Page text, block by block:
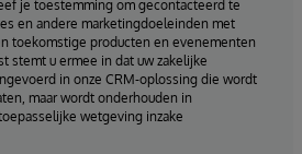
je toestemming om gecontacteerd te
en andere marketingdoeleinden met
toekomstige producten en evenementen
stemt u ermee in dat uw zakelijke
in onze CRM-oplossing die wordt
maar wordt onderhouden in
wetgeving inzake